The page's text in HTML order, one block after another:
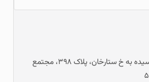
تهران، خ آزادی، خ بهبودی، نرسیده به خ ستارخان، پلاک ۳۹۸، مجتمع